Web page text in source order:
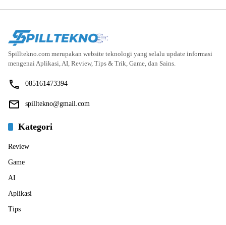
Spilltekno.com merupakan website teknologi yang selalu update informasi
mengenai Aplikasi, AI, Review, Tips & Trik, Game, dan Sains.
085161473394
spilltekno@gmail.com
Kategori
Review
Game
AI
Aplikasi
Tips